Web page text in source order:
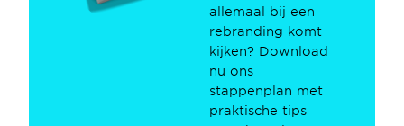
allemaal bij een
rebranding komt
kijken? Download
nu ons
stappenplan met
praktische tips